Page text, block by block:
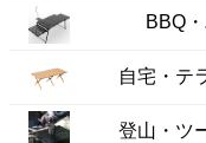
BBQ
自宅・テ
登山・ツ